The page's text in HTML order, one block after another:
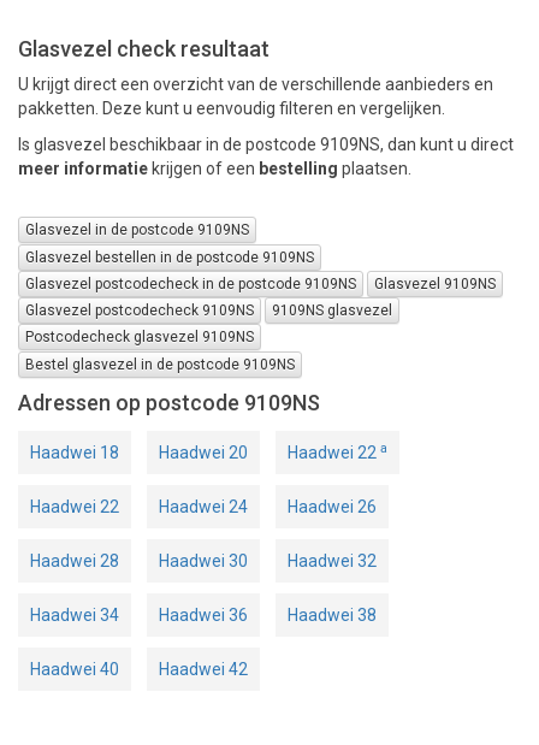
Glasvezel check resultaat
U krijgt direct een overzicht van de verschillende aanbieders en
pakketten. Deze kunt u eenvoudig filteren en vergelijken.
Is glasvezel beschikbaar in de postcode 9109NS, dan kunt u direct
meer informatie krijgen of een bestelling plaatsen.
Glasvezel in de postcode 9109NS
Glasvezel bestellen in de postcode 9109NS
Glasvezel postcodecheck in de postcode 9109NS
Glasvezel 9109NS
Glasvezel postcodecheck 9109NS
9109NS glasvezel
Postcodecheck glasvezel 9109NS
Bestel glasvezel in de postcode 9109NS
Adressen op postcode 9109NS
Haadwei 18 Haadwei 20 Haadwei 22 a
Haadwei 22 Haadwei 24 Haadwei 26
Haadwei 28 Haadwei 30 Haadwei 32
Haadwei 34 Haadwei 36 Haadwei 38
Haadwei 40 Haadwei 42